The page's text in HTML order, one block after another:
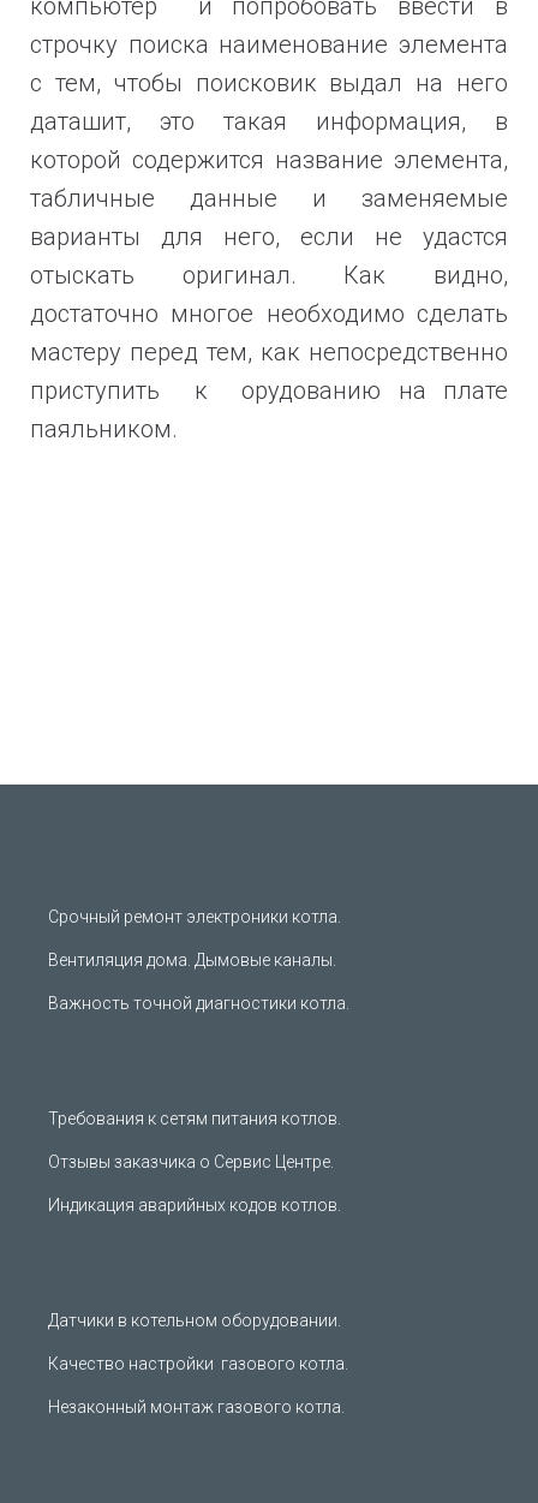
Срочный ремонт электроники котла.
Вентиляция дома. Дымовые каналы.
Важность точной диагностики котла.
Требования к сетям питания котлов.
Отзывы заказчика о Сервис Центре.
Индикация аварийных кодов котлов.
Датчики в котельном оборудовании.
Качество настройки газового котла.
Незаконный монтаж газового котла.